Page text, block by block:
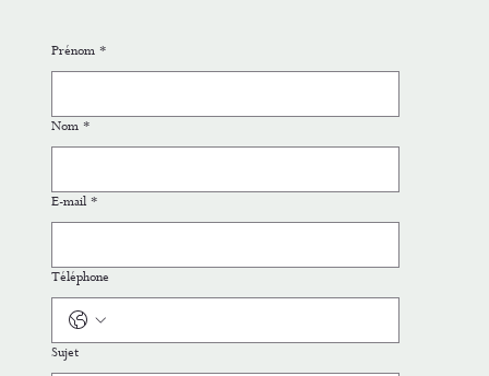
Prénom *
Nom *
E-mail *
Téléphone
Sujet